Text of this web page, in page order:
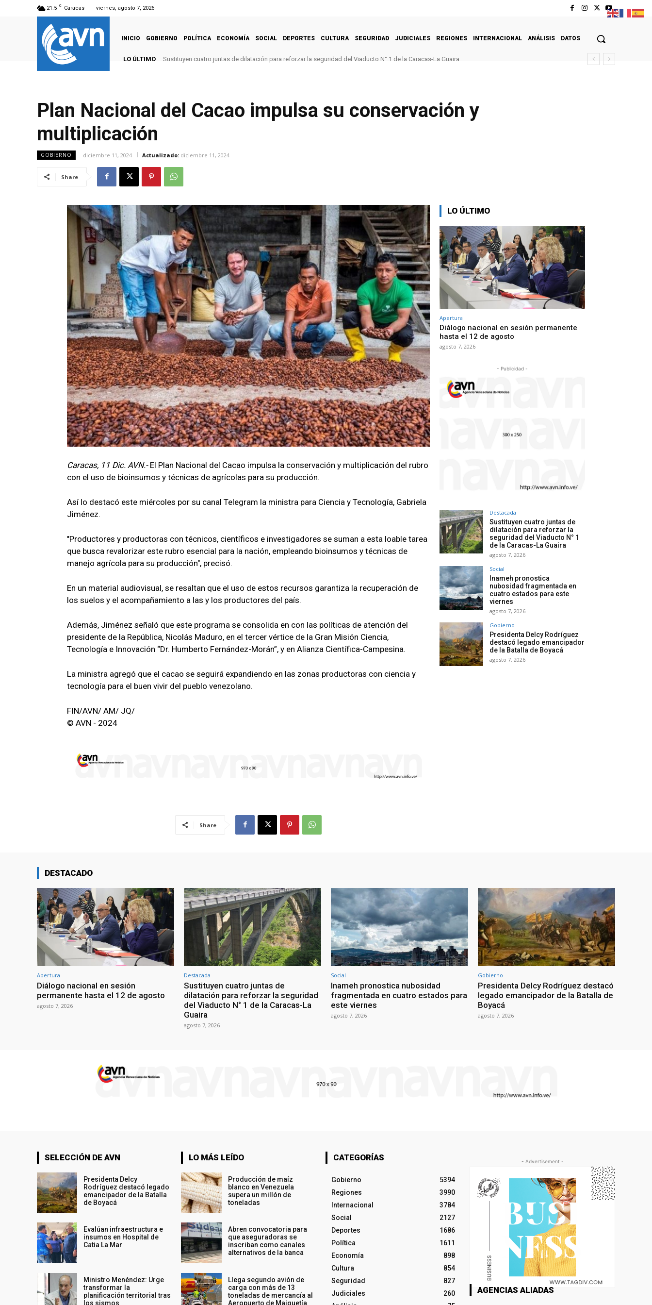
21.5 C Caracas viernes, agosto 7, 2026
INICIO GOBIERNO POLÍTICA ECONOMÍA SOCIAL DEPORTES CULTURA SEGURIDAD JUDICIALES REGIONES INTERNACIONAL ANÁLISIS DATOS
LO ÚLTIMO Sustituyen cuatro juntas de dilatación para reforzar la seguridad del Viaducto N° 1 de la Caracas-La Guaira
Plan Nacional del Cacao impulsa su conservación y
multiplicación
GOBIERNO diciembre 11, 2024 Actualizado: diciembre 11, 2024
Share
Caracas, 11 Dic. AVN.- El Plan Nacional del Cacao impulsa la conservación y multiplicación del rubro
con el uso de bioinsumos y técnicas de agrícolas para su producción.
Así lo destacó este miércoles por su canal Telegram la ministra para Ciencia y Tecnología, Gabriela
Jiménez.
"Productores y productoras con técnicos, científicos e investigadores se suman a esta loable tarea
que busca revalorizar este rubro esencial para la nación, empleando bioinsumos y técnicas de
manejo agrícola para su producción", precisó.
En un material audiovisual, se resaltan que el uso de estos recursos garantiza la recuperación de
los suelos y el acompañamiento a las y los productores del país.
Además, Jiménez señaló que este programa se consolida en con las políticas de atención del
presidente de la República, Nicolás Maduro, en el tercer vértice de la Gran Misión Ciencia,
Tecnología e Innovación “Dr. Humberto Fernández-Morán”, y en Alianza Científica-Campesina.
La ministra agregó que el cacao se seguirá expandiendo en las zonas productoras con ciencia y
tecnología para el buen vivir del pueblo venezolano.
FIN/AVN/ AM/ JQ/
© AVN - 2024
Share
LO ÚLTIMO
Apertura
Diálogo nacional en sesión permanente
hasta el 12 de agosto
agosto 7, 2026
- Publicidad -
Destacada
Sustituyen cuatro juntas de
dilatación para reforzar la
seguridad del Viaducto N° 1
de la Caracas-La Guaira
agosto 7, 2026
Social
Inameh pronostica
nubosidad fragmentada en
cuatro estados para este
viernes
agosto 7, 2026
Gobierno
Presidenta Delcy Rodríguez
destacó legado emancipador
de la Batalla de Boyacá
agosto 7, 2026
DESTACADO
Apertura
Diálogo nacional en sesión
permanente hasta el 12 de agosto
agosto 7, 2026
Destacada
Sustituyen cuatro juntas de
dilatación para reforzar la seguridad
del Viaducto N° 1 de la Caracas-La
Guaira
agosto 7, 2026
Social
Inameh pronostica nubosidad
fragmentada en cuatro estados para
este viernes
agosto 7, 2026
Gobierno
Presidenta Delcy Rodríguez destacó
legado emancipador de la Batalla de
Boyacá
agosto 7, 2026
SELECCIÓN DE AVN
Presidenta Delcy
Rodríguez destacó legado
emancipador de la Batalla
de Boyacá
Evalúan infraestructura e
insumos en Hospital de
Catia La Mar
Ministro Menéndez: Urge
transformar la
planificación territorial tras
los sismos
LO MÁS LEÍDO
Producción de maíz
blanco en Venezuela
supera un millón de
toneladas
Abren convocatoria para
que aseguradoras se
inscriban como canales
alternativos de la banca
Llega segundo avión de
carga con más de 13
toneladas de mercancía al
Aeropuerto de Maiquetía
CATEGORÍAS
Gobierno
5394
Regiones
3990
Internacional
3784
Social
2127
Deportes
1686
Política
1611
Economía
898
Cultura
854
Seguridad
827
Judiciales
260
- Advertisement -
AGENCIAS ALIADAS